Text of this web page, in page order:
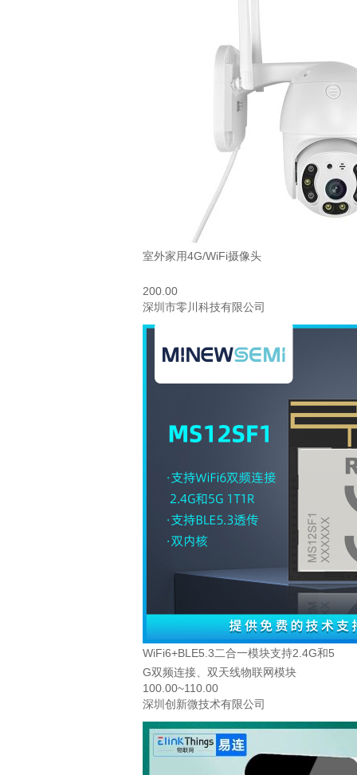
室外家用4G/WiFi摄像头
200.00
深圳市零川科技有限公司
WiFi6+BLE5.3二合一模块支持2.4G和5
G双频连接、双天线物联网模块
100.00~110.00
深圳创新微技术有限公司